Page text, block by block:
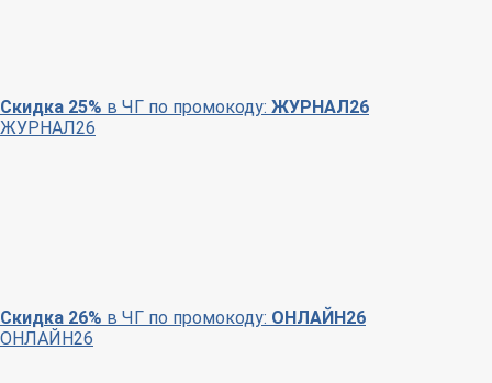
Скидка 25% в ЧГ по промокоду: ЖУРНАЛ26
ЖУРНАЛ26
Скидка 26% в ЧГ по промокоду: ОНЛАЙН26
ОНЛАЙН26